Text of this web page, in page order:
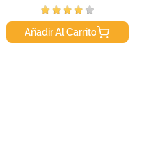
Añadir Al Carrito